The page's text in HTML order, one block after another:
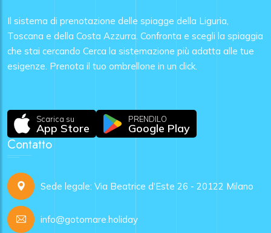
Il sistema di prenotazione delle spiagge della Liguria,
Toscana e della Costa Azzurra. Confronta e scegli la spiaggia
che stai cercando Cerca la sistemazione più adatta alle tue
esigenze. Prenota il tuo ombrellone in un click.
Scarica su
App Store
PRENDILO
Google Play
Contatto
Sede legale: Via Beatrice d'Este 26 - 20122 Milano
info@gotomare.holiday